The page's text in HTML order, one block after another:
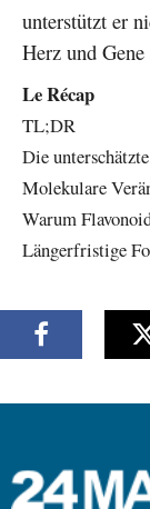
unterstützt er
Herz und
Le Récap
TL;DR
Die
Molekulare
Warum
Längerfristige